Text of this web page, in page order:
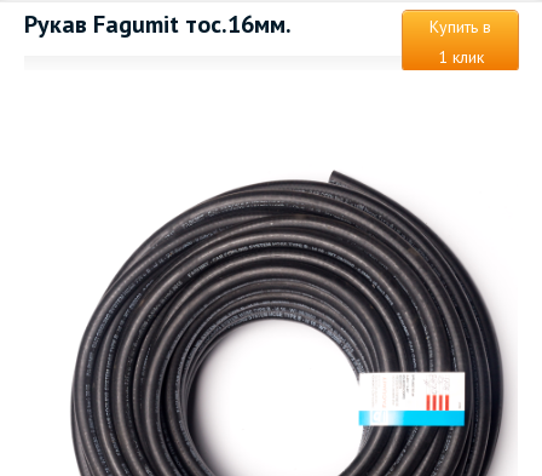
Рукав Fagumit тос.16мм.
Купить в
1 клик